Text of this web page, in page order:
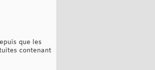
que les
contenant